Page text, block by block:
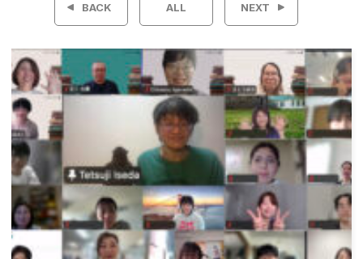
ビ
ゲ
ー
シ
ョ
ン
BACK ALL NEXT